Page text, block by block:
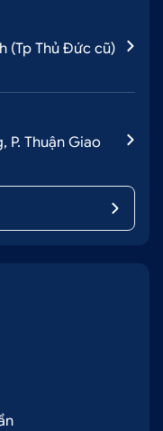
(Tp Thủ Đức cũ)
P. Thuận Giao